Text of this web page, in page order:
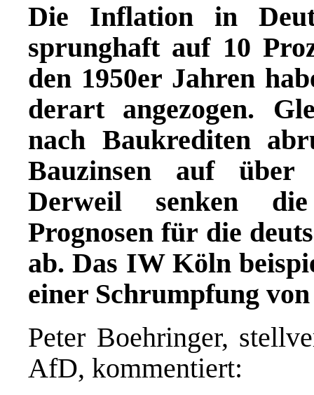
Die Inflation in
sprunghaft auf 10
den 1950er Jahren
derart angezogen.
nach Baukrediten
Bauzinsen auf über
Derweil senken
Prognosen für die
ab. Das IW Köln
einer Schrumpfung
Peter Boehringer,
AfD, kommentiert: